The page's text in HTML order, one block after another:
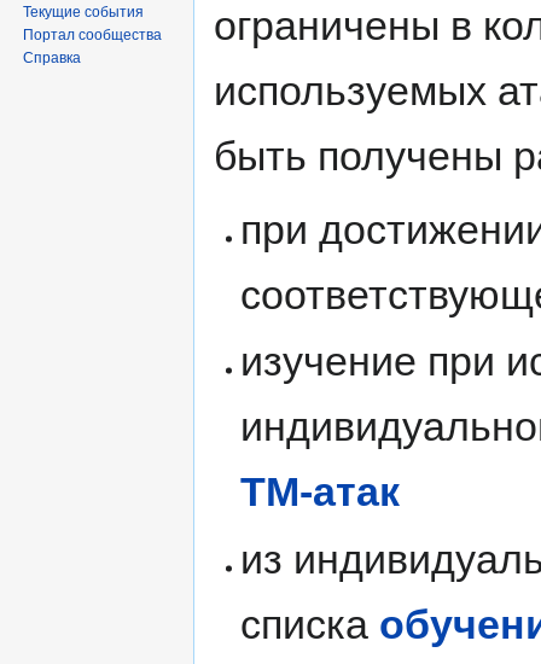
ограничены в
используемых
быть получены
при
изучение при
ТМ-атак
из
списка
Текущие события
Портал сообщества
Справка